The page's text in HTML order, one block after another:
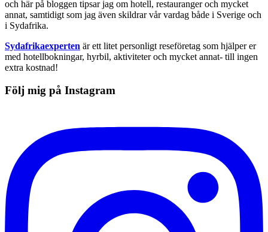
och här på bloggen tipsar jag om hotell, restauranger och mycket
annat, samtidigt som jag även skildrar vår vardag både i Sverige och
i Sydafrika.
Sydafrikaexperten är ett litet personligt reseföretag som hjälper er
med hotellbokningar, hyrbil, aktiviteter och mycket annat- till ingen
extra kostnad!
Följ mig på Instagram